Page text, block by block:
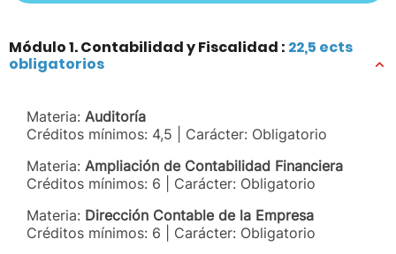
Módulo 1. Contabilidad y Fiscalidad : 22,5 ects
obligatorios
Materia: Auditoría
Créditos mínimos: 4,5 | Carácter: Obligatorio
Materia: Ampliación de Contabilidad Financiera
Créditos mínimos: 6 | Carácter: Obligatorio
Materia: Dirección Contable de la Empresa
Créditos mínimos: 6 | Carácter: Obligatorio